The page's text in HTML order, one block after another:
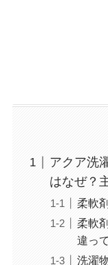
アクア洗
はなぜ？
柔軟
柔軟
違っ
洗濯